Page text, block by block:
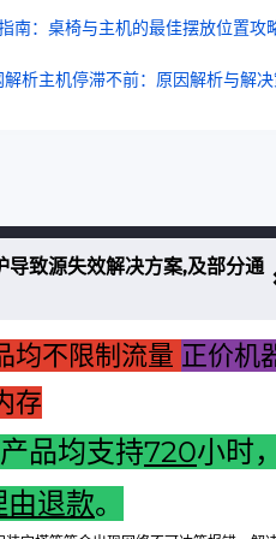
南：桌椅与主机的最佳摆放位置攻
析主机停滞不前：原因解析与解
力于以最 “绿色节能”
忧退款服务
致源失效解决方案,及部分通
均不限制流量 正价机
存
品均支持720小时，
由退款。